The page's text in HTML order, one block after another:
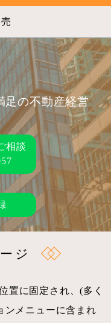
足の不動産経営
相談
ジ
置に固定され、(多く
ンメニューに含まれ